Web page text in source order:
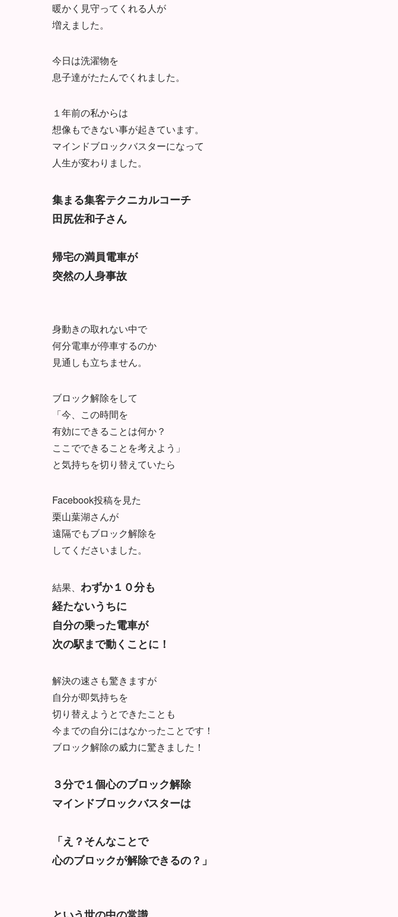
暖かく見守ってくれる人が
増えました。
今日は洗濯物を
息子達がたたんでくれました。
１年前の私からは
想像もできない事が起きています。
マインドブロックバスターになって
人生が変わりました。
集まる集客テクニカルコーチ
田尻佐和子さん
帰宅の満員電車が
突然の人身事故
身動きの取れない中で
何分電車が停車するのか
見通しも立ちません。
ブロック解除をして
「今、この時間を
有効にできることは何か？
ここでできることを考えよう」
と気持ちを切り替えていたら
Facebook投稿を見た
栗山葉湖さんが
遠隔でもブロック解除を
してくださいました。
結果、 わずか１０分も
経たないうちに
自分の乗った電車が
次の駅まで動くことに！
解決の速さも驚きますが
自分が即気持ちを
切り替えようとできたことも
今までの自分にはなかったことです！
ブロック解除の威力に驚きました！
３分で１個心のブロック解除
マインドブロックバスターは
「え？そんなことで
心のブロックが解除できるの？」